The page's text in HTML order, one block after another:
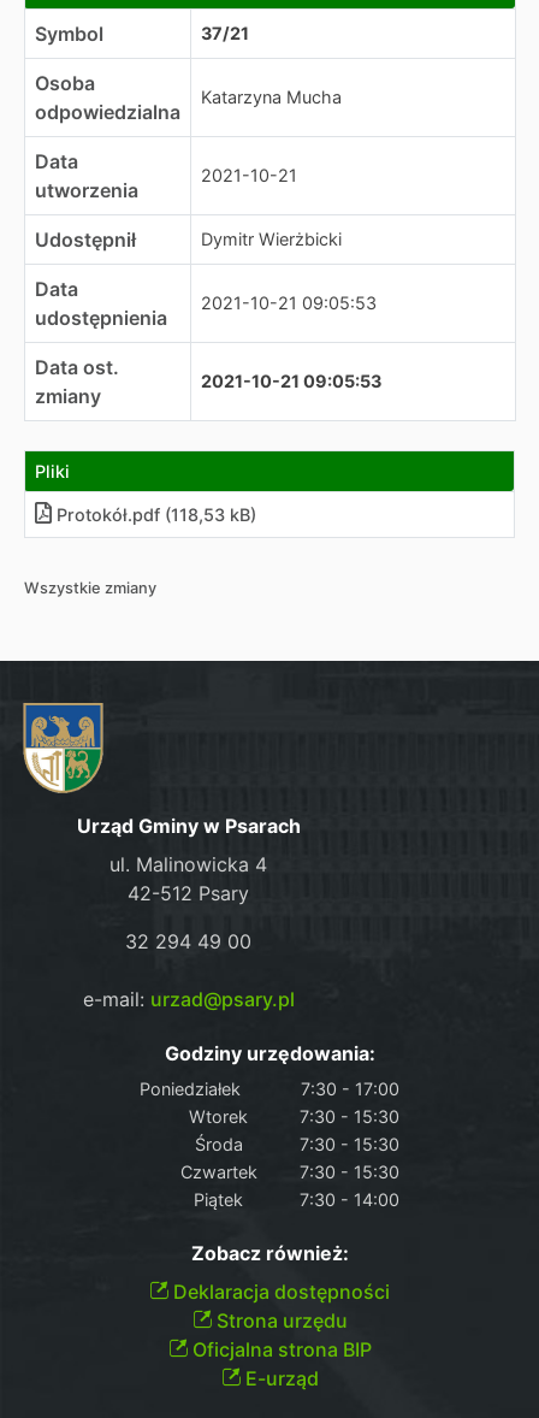
Symbol 37/21
Osoba
odpowiedzialna
Katarzyna Mucha
Data
utworzenia
2021-10-21
Udostępnił Dymitr Wierżbicki
Data
udostępnienia
2021-10-21 09:05:53
Data ost.
zmiany
2021-10-21 09:05:53
Pliki
Protokół.pdf (118,53 kB)
Wszystkie zmiany
Urząd Gminy w Psarach
ul. Malinowicka 4
42-512 Psary
32 294 49 00
e-mail: urzad@psary.pl
Godziny urzędowania:
Poniedziałek
7:30 - 17:00
Wtorek
7:30 - 15:30
Środa
7:30 - 15:30
Czwartek
7:30 - 15:30
Piątek
7:30 - 14:00
Zobacz również:
Deklaracja dostępności
Strona urzędu
Oficjalna strona BIP
E-urząd